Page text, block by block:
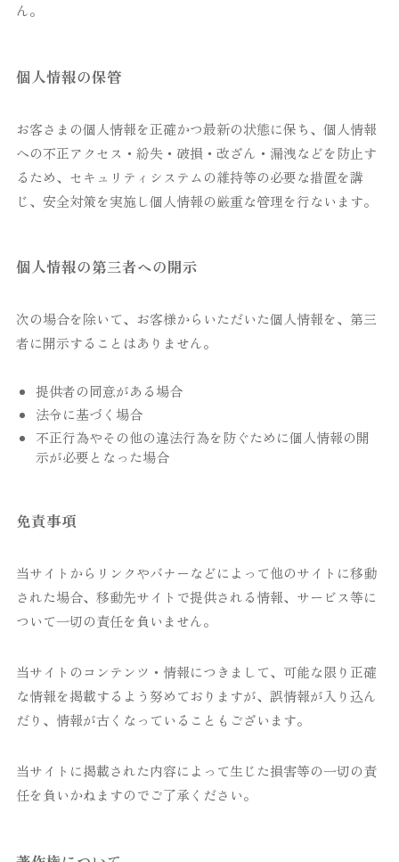
ん。
個人情報の保管
お客さまの個人情報を正確かつ最新の状態に保ち、個人情報
への不正アクセス・紛失・破損・改ざん・漏洩などを防止す
るため、セキュリティシステムの維持等の必要な措置を講
じ、安全対策を実施し個人情報の厳重な管理を行ないます。
個人情報の第三者への開示
次の場合を除いて、お客様からいただいた個人情報を、第三
者に開示することはありません。
提供者の同意がある場合
法令に基づく場合
不正行為やその他の違法行為を防ぐために個人情報の開
示が必要となった場合
免責事項
当サイトからリンクやバナーなどによって他のサイトに移動
された場合、移動先サイトで提供される情報、サービス等に
ついて一切の責任を負いません。
当サイトのコンテンツ・情報につきまして、可能な限り正確
な情報を掲載するよう努めておりますが、誤情報が入り込ん
だり、情報が古くなっていることもございます。
当サイトに掲載された内容によって生じた損害等の一切の責
任を負いかねますのでご了承ください。